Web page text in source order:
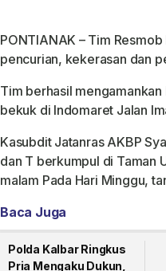
PONTIANAK – Tim
pencurian, kekerasan dan
Tim berhasil
bekuk di Indomaret Jalan
Kasubdit Jatanras AKBP
dan T berkumpul di Taman
malam Pada Hari Minggu,
Baca Juga
Polda Kalbar Ringkus
Pria Mengaku Dukun,